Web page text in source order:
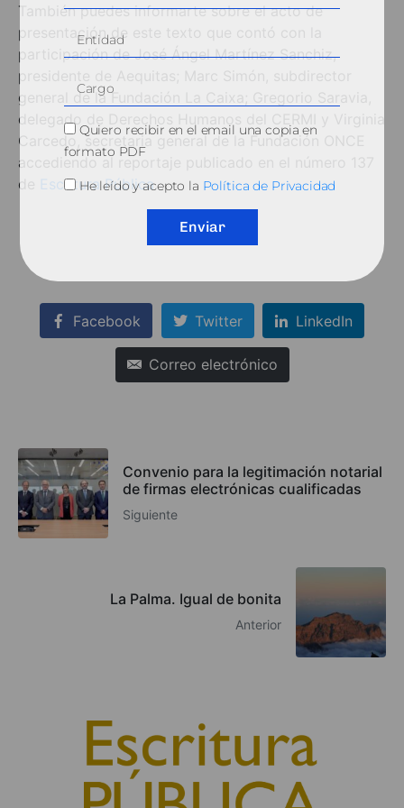
También puedes informarte sobre el acto de
presentación de este texto que contó con la
participación de José Ángel Martínez Sanchiz,
presidente de Aequitas; Marc Simón, subdirector
general de la Fundación La Caixa; Gregorio Saravia,
delegado de Derechos Humanos del CERMI y Virginia
Carcedo, secretaria general de la Fundación ONCE
accediendo al reportaje publicado en el número 137
de Escritura Pública.
Facebook Twitter LinkedIn
Correo electrónico
Convenio para la legitimación notarial
de firmas electrónicas cualificadas
Siguiente
La Palma. Igual de bonita
Anterior
Quiero recibir en el email una copia en
formato PDF
He leído y acepto la Política de Privacidad
Enviar